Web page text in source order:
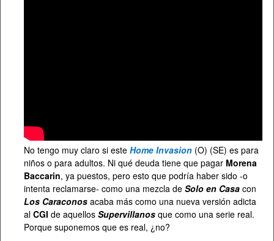
No tengo muy claro si este Home Invasion (O) (SE) es para
niños o para adultos. Ni qué deuda tiene que pagar Morena
Baccarin, ya puestos, pero esto que podría haber sido -o
intenta reclamarse- como una mezcla de Solo en Casa con
Los Caraconos acaba más como una nueva versión adicta
al CGI de aquellos Supervillanos que como una serie real.
Porque suponemos que es real, ¿no?